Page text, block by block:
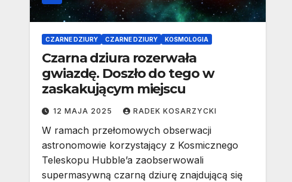
CZARNE DZIURY CZARNE DZIURY KOSMOLOGIA
Czarna dziura rozerwała
gwiazdę. Doszło do tego w
zaskakującym miejscu
12 MAJA 2025 RADEK KOSARZYCKI
W ramach przełomowych obserwacji
astronomowie korzystający z Kosmicznego
Teleskopu Hubble’a zaobserwowali
supermasywną czarną dziurę znajdującą się